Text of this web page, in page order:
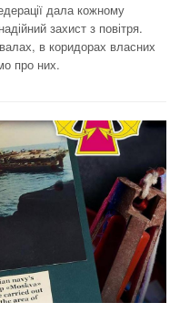
дала кожному
захист з повітря.
в коридорах власних
про них.